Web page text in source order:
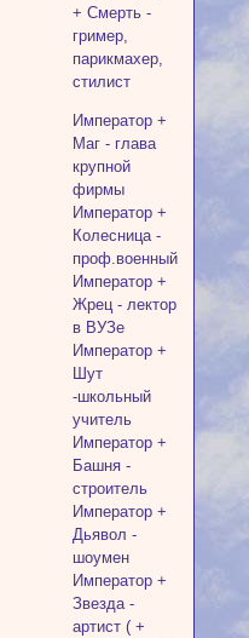
+ Смерть -
гример,
парикмахер,
стилист
Император +
Маг - глава
крупной
фирмы
Император +
Колесница -
проф.военный
Император +
Жрец - лектор
в ВУЗе
Император +
Шут
-школьный
учитель
Император +
Башня -
строитель
Император +
Дьявол -
шоумен
Император +
Звезда -
артист ( +